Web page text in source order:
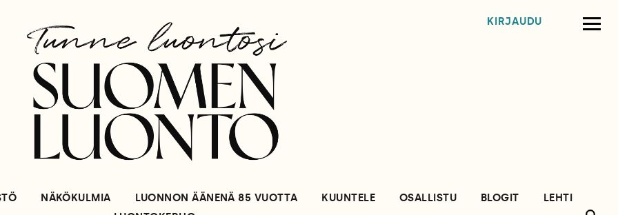
KIRJAUDU
NÄKÖKULMIA LUONNON ÄÄNENÄ 85 VUOTTA KUUNTELE OSALLISTU BLOGIT
LEHTI